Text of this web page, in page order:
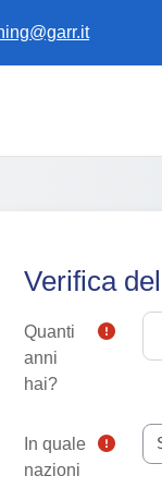
Verifica
Quanti
anni
hai?
In quale
nazioni